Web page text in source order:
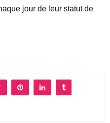
jour de leur statut de